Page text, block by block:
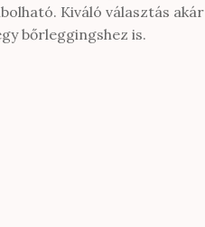
Kiváló választás akár
bőrleggingshez is.